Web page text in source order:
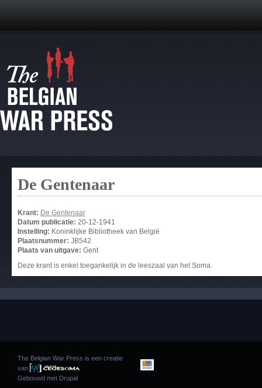
De Gentenaar
Krant: De Gentenaar
Datum publicatie: 20-12-1941
Instelling: Koninklijke Bibliotheek van België
Plaatsnummer: JB542
Plaats van uitgave: Gent
Deze krant is enkel toegankelijk in de leeszaal van het Soma.
The Belgian War Press is een creatie
van
Gebouwd met Drupal